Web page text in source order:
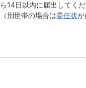
14日以内に届出してく
別世帯の場合は委任状が